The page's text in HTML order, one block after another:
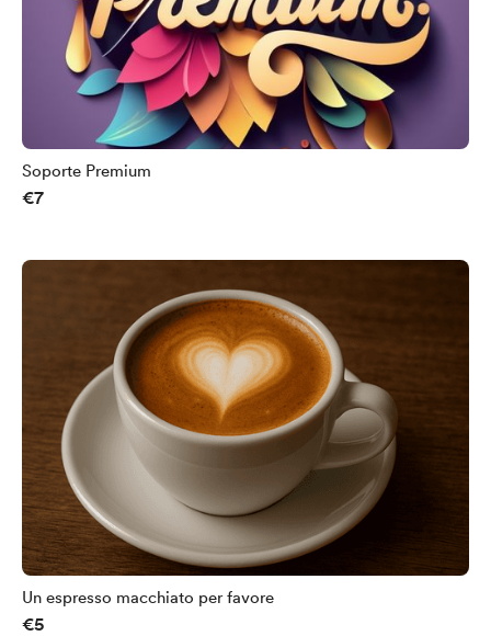
Soporte Premium
€7
Un espresso macchiato per favore
€5